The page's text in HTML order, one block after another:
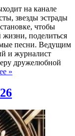
на канале
звезды эстрады
чтобы
поделиться
песни. Ведущим
и журналист
дружелюбной
»